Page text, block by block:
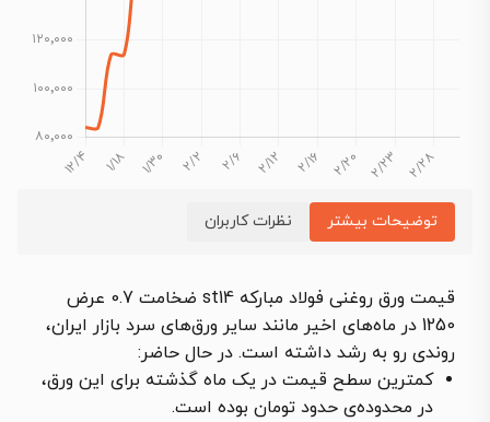
توضیحات بیشتر نظرات کاربران
قیمت ورق روغنی فولاد مبارکه st14 ضخامت 0.7 عرض
1250 در ماه‌های اخیر مانند سایر ورق‌های سرد بازار ایران،
روندی رو به رشد داشته است. در حال حاضر:
کمترین سطح قیمت در یک ماه گذشته برای این ورق،
در محدوده‌ی حدود تومان بوده است.